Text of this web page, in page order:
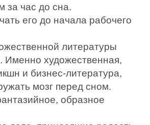
за час до сна.
его до начала рабочего
литературы
Именно художественная,
и бизнес-литература,
мозг перед сном.
образное